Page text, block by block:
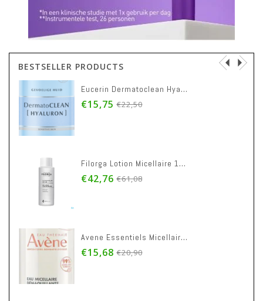
BESTSELLER PRODUCTS
Eucerin Dermatoclean Hyaluron Lotion Micel. 400ml
€15,75 €22,50
Filorga Lotion Micellaire 1x400ml
€42,76 €61,08
Avene Essentiels Micellair Reinigingswater 200ml
€15,68 €20,90